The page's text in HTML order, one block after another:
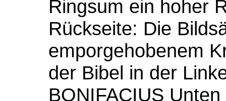
Ringsum ein hoher
Rückseite: Die
emporgehobenem
der Bibel in der
BONIFACIUS